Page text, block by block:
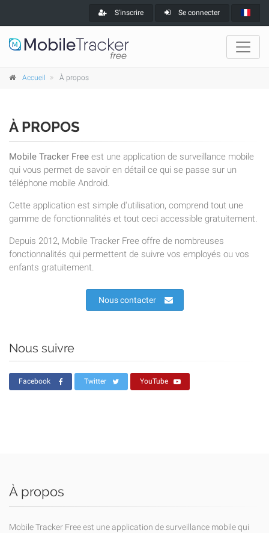
S'inscrire Se connecter
Accueil À propos
À PROPOS
Mobile Tracker Free est une application de surveillance mobile
qui vous permet de savoir en détail ce qui se passe sur un
téléphone mobile Android.
Cette application est simple d'utilisation, comprend tout une
gamme de fonctionnalités et tout ceci accessible gratuitement.
Depuis 2012, Mobile Tracker Free offre de nombreuses
fonctionnalités qui permettent de suivre vos employés ou vos
enfants gratuitement.
Nous contacter
Nous suivre
Facebook Twitter YouTube
À propos
Mobile Tracker Free est une application de surveillance mobile qui